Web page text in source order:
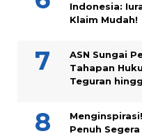
Indonesia:
Klaim Mudah!
ASN Sungai
Tahapan
Teguran
Penuh